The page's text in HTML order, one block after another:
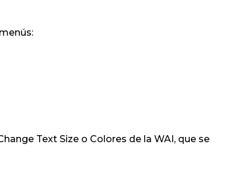
Text Size o Colores de la WAI, que se